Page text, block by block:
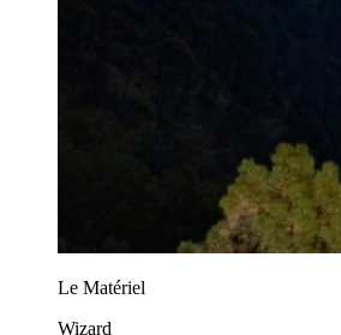
Le Matériel
Wizard